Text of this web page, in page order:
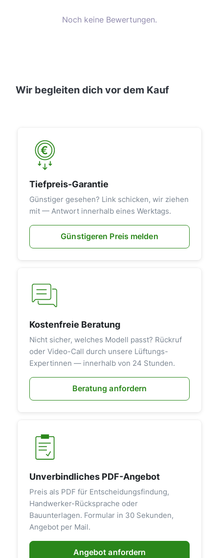
Noch keine Bewertungen.
Wir begleiten dich vor dem Kauf
Tiefpreis-Garantie
Günstiger gesehen? Link schicken, wir ziehen
mit — Antwort innerhalb eines Werktags.
Günstigeren Preis melden
Kostenfreie Beratung
Nicht sicher, welches Modell passt? Rückruf
oder Video-Call durch unsere Lüftungs-
Expertinnen — innerhalb von 24 Stunden.
Beratung anfordern
Unverbindliches PDF-Angebot
Preis als PDF für Entscheidungsfindung,
Handwerker-Rücksprache oder
Bauunterlagen. Formular in 30 Sekunden,
Angebot per Mail.
Angebot anfordern